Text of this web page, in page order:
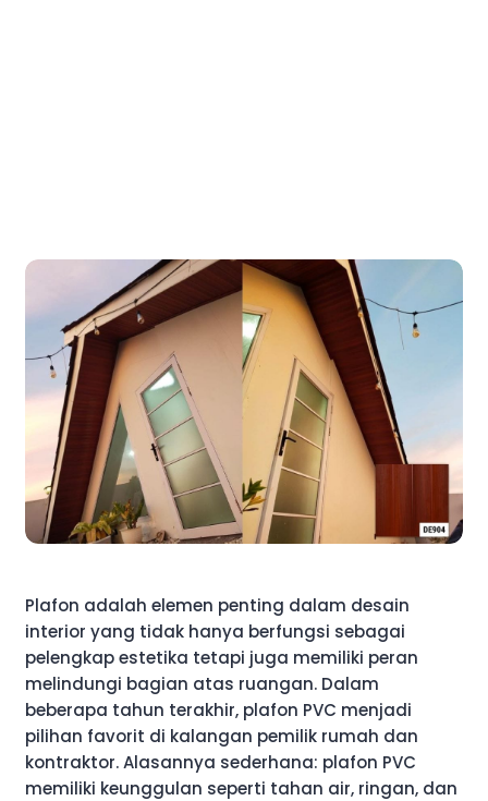
Plafon adalah elemen penting dalam desain
interior yang tidak hanya berfungsi sebagai
pelengkap estetika tetapi juga memiliki peran
melindungi bagian atas ruangan. Dalam
beberapa tahun terakhir, plafon PVC menjadi
pilihan favorit di kalangan pemilik rumah dan
kontraktor. Alasannya sederhana: plafon PVC
memiliki keunggulan seperti tahan air, ringan, dan